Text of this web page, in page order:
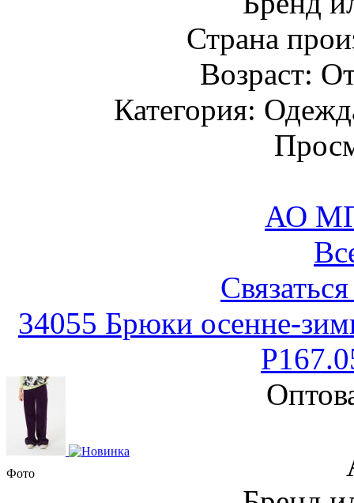
Страна
Возраст:
Категория:
АО
34055 Брюки осенне-
Фото